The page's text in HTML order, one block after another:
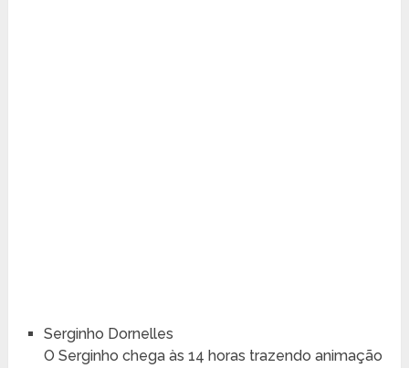
Serginho Dornelles
O Serginho chega às 14 horas trazendo animação